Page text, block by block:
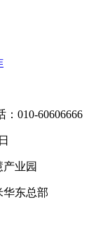
010-60606666
业园
华东总部